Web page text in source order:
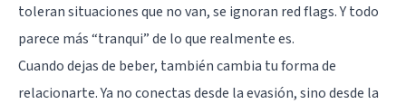
toleran situaciones que no van, se ignoran red flags. Y todo
parece más “tranqui” de lo que realmente es.
Cuando dejas de beber, también cambia tu forma de
relacionarte. Ya no conectas desde la evasión, sino desde la